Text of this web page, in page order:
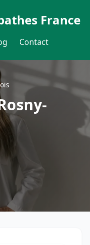
France
Contact